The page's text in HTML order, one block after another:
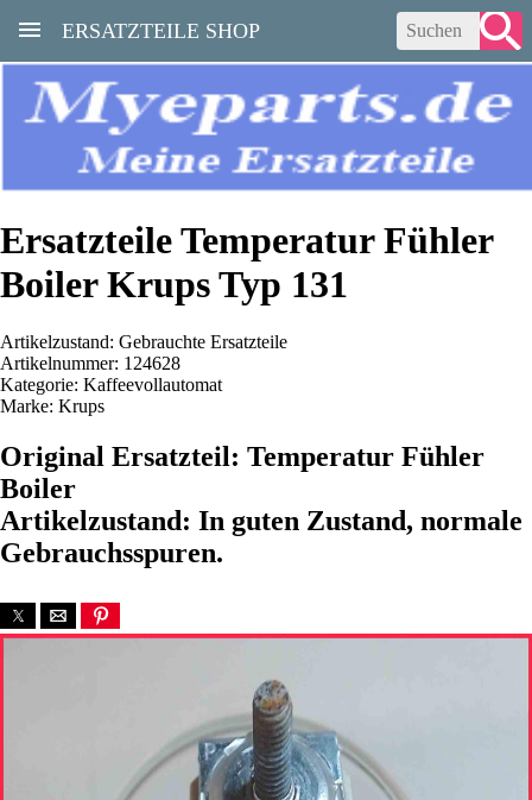
ERSATZTEILE SHOP
Ersatzteile Temperatur Fühler
Boiler Krups Typ 131
Artikelzustand: Gebrauchte Ersatzteile
Artikelnummer: 124628
Kategorie: Kaffeevollautomat
Marke: Krups
Original Ersatzteil: Temperatur Fühler
Boiler
Artikelzustand: In guten Zustand, normale
Gebrauchsspuren.